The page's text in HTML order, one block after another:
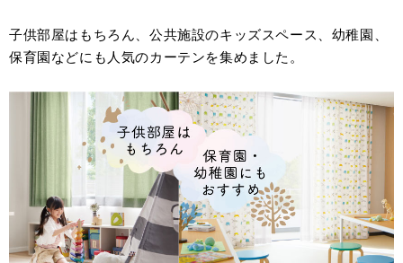
子供部屋はもちろん、公共施設のキッズスペース、幼稚園、
保育園などにも人気のカーテンを集めました。